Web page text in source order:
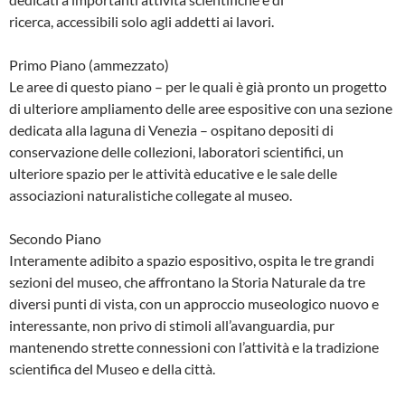
ricerca, accessibili solo agli addetti ai lavori.
Primo Piano (ammezzato)
Le aree di questo piano – per le quali è già pronto un progetto
di ulteriore ampliamento delle aree espositive con una sezione
dedicata alla laguna di Venezia – ospitano depositi di
conservazione delle collezioni, laboratori scientifici, un
ulteriore spazio per le attività educative e le sale delle
associazioni naturalistiche collegate al museo.
Secondo Piano
Interamente adibito a spazio espositivo, ospita le tre grandi
sezioni del museo, che affrontano la Storia Naturale da tre
diversi punti di vista, con un approccio museologico nuovo e
interessante, non privo di stimoli all’avanguardia, pur
mantenendo strette connessioni con l’attività e la tradizione
scientifica del Museo e della città.